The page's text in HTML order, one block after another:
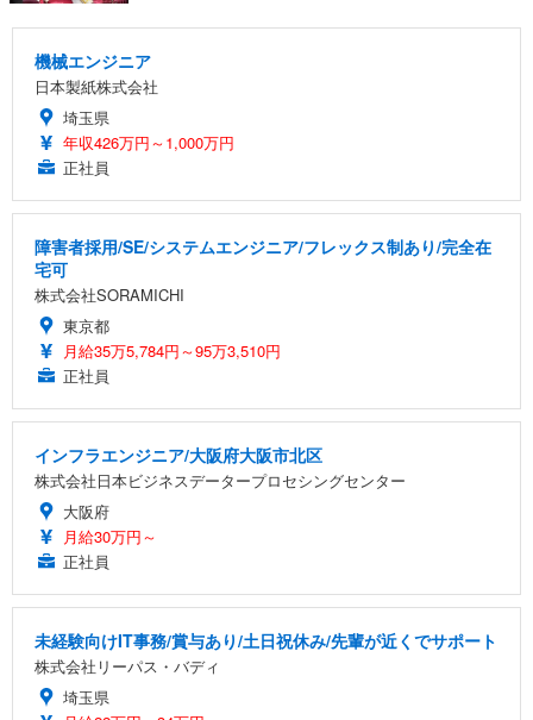
機械エンジニア
日本製紙株式会社
埼玉県
年収426万円～1,000万円
正社員
障害者採用/SE/システムエンジニア/フレックス制あり/完全在
宅可
株式会社SORAMICHI
東京都
月給35万5,784円～95万3,510円
正社員
インフラエンジニア/大阪府大阪市北区
株式会社日本ビジネスデータープロセシングセンター
大阪府
月給30万円～
正社員
未経験向けIT事務/賞与あり/土日祝休み/先輩が近くでサポート
株式会社リーパス・バディ
埼玉県